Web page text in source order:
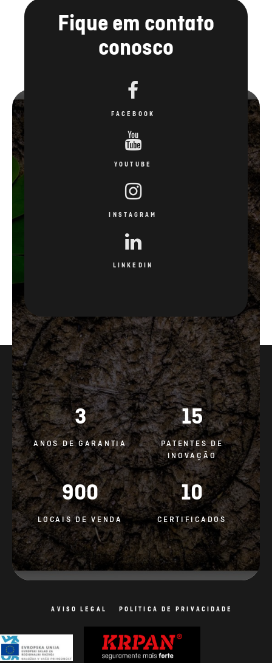
Fique em contato
conosco
FACEBOOK
YOUTUBE
INSTAGRAM
LINKEDIN
3
ANOS DE GARANTIA
15
PATENTES DE
INOVAÇÃO
900
LOCAIS DE VENDA
10
CERTIFICADOS
AVISO LEGAL POLÍTICA DE PRIVACIDADE